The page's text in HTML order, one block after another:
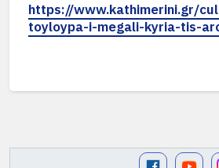
https://www.kathimerini.gr/
toyloypa-i-megali-kyria-tis-